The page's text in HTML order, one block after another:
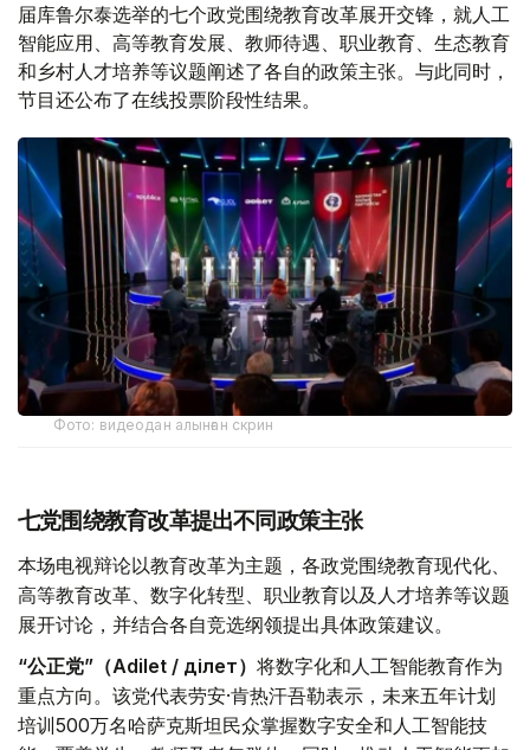
届库鲁尔泰选举的七个政党围绕教育改革展开交锋，就人工
智能应用、高等教育发展、教师待遇、职业教育、生态教育
和乡村人才培养等议题阐述了各自的政策主张。与此同时，
节目还公布了在线投票阶段性结果。
Фото: видеодан алынған скрин
七党围绕教育改革提出不同政策主张
本场电视辩论以教育改革为主题，各政党围绕教育现代化、
高等教育改革、数字化转型、职业教育以及人才培养等议题
展开讨论，并结合各自竞选纲领提出具体政策建议。
“公正党”（Adilet / Әділет） 将数字化和人工智能教育作为
重点方向。该党代表劳安·肯热汗吾勒表示，未来五年计划
培训500万名哈萨克斯坦民众掌握数字安全和人工智能技